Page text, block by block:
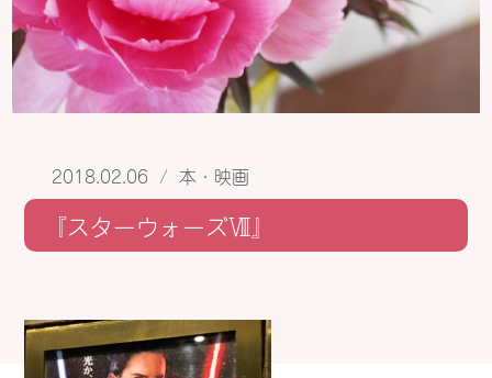
2018.02.06 / 本・映画
『スターウォーズⅧ』